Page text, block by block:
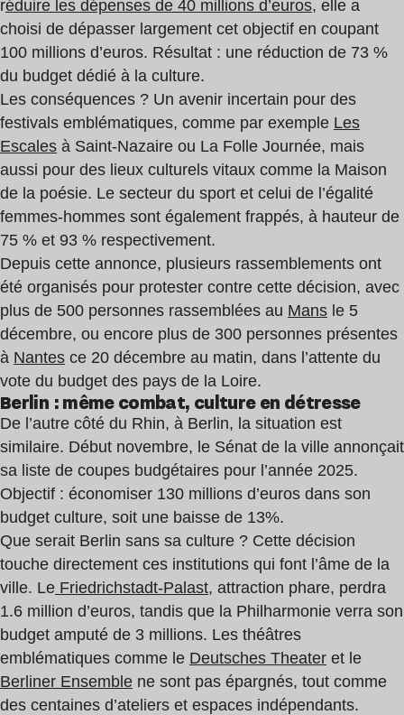
réduire les dépenses de 40 millions d’euros, elle a
choisi de dépasser largement cet objectif en coupant
100 millions d’euros. Résultat : une réduction de 73 %
du budget dédié à la culture.
Les conséquences ? Un avenir incertain pour des
festivals emblématiques, comme par exemple Les
Escales à Saint-Nazaire ou La Folle Journée, mais
aussi pour des lieux culturels vitaux comme la Maison
de la poésie. Le secteur du sport et celui de l’égalité
femmes-hommes sont également frappés, à hauteur de
75 % et 93 % respectivement.
Depuis cette annonce, plusieurs rassemblements ont
été organisés pour protester contre cette décision, avec
plus de 500 personnes rassemblées au Mans le 5
décembre, ou encore plus de 300 personnes présentes
à Nantes ce 20 décembre au matin, dans l’attente du
vote du budget des pays de la Loire.
Berlin : même combat, culture en détresse
De l’autre côté du Rhin, à Berlin, la situation est
similaire. Début novembre, le Sénat de la ville annonçait
sa liste de coupes budgétaires pour l’année 2025.
Objectif : économiser 130 millions d’euros dans son
budget culture, soit une baisse de 13%.
Que serait Berlin sans sa culture ? Cette décision
touche directement ces institutions qui font l’âme de la
ville. Le Friedrichstadt-Palast, attraction phare, perdra
1.6 million d’euros, tandis que la Philharmonie verra son
budget amputé de 3 millions. Les théâtres
emblématiques comme le Deutsches Theater et le
Berliner Ensemble ne sont pas épargnés, tout comme
des centaines d’ateliers et espaces indépendants.